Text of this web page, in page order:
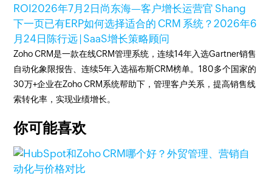
ROI2026年7月2日 尚东海—客户增长运营官 Shang
下一页已有ERP如何选择适合的 CRM 系统？2026年6
月24日 陈行远 | SaaS增长策略顾问
Zoho CRM是一款在线CRM管理系统，连续14年入选Gartner销售
自动化象限报告、连续5年入选福布斯CRM榜单。180多个国家的
30万+企业在Zoho CRM系统帮助下，管理客户关系，提高销售线
索转化率，实现业绩增长。
你可能喜欢